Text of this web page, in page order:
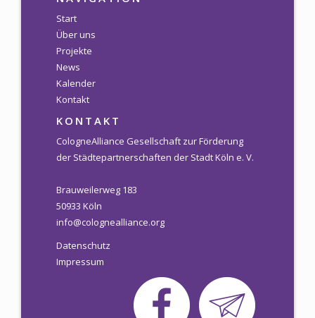
Start
Über uns
Projekte
News
Kalender
Kontakt
KONTAKT
CologneAlliance Gesellschaft zur Förderung
der Städtepartnerschaften der Stadt Köln e. V.
Brauweilerweg 183
50933 Köln
info@colognealliance.org
Datenschutz
Impressum